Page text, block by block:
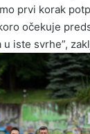
prvi korak
očekuje
iste svrhe”,